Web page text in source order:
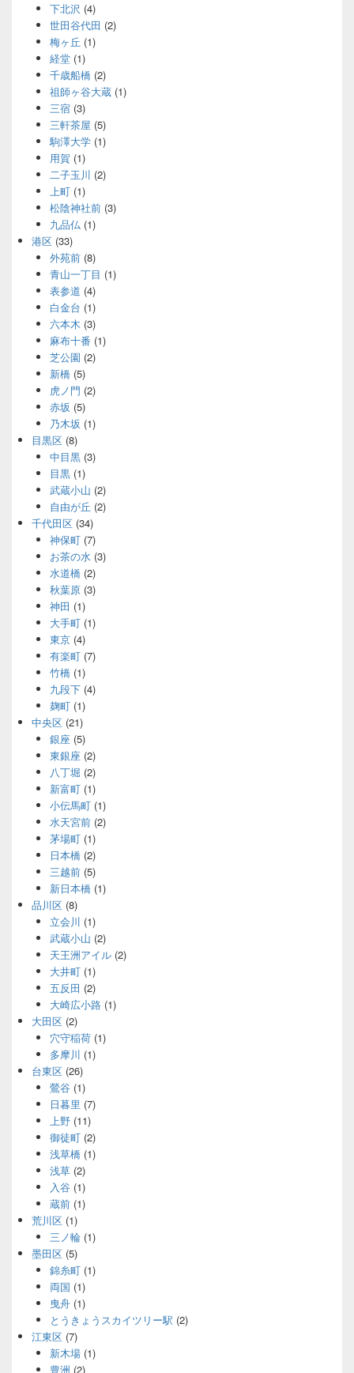
下北沢 (4)
世田谷代田 (2)
梅ヶ丘 (1)
経堂(1)
千歳船橋(2)
祖師ヶ谷大蔵(1)
三宿(3)
三軒茶屋 (5)
駒澤大学(1)
用賀 (1)
二子玉川 (2)
上町(1)
松陰神社前(3)
九品仏(1)
港区 (33)
外苑前(8)
青山一丁目 (1)
表参道 (4)
白金台 (1)
六本木 (3)
麻布十番 (1)
芝公園 (2)
新橋(5)
虎ノ門 (2)
赤坂 (5)
乃木坂 (1)
目黒区 (8)
中目黒(3)
目黒(1)
武蔵小山 (2)
自由が丘 (2)
千代田区 (34)
神保町(7)
お茶の水(3)
水道橋(2)
秋葉原(3)
神田 (1)
大手町(1)
東京(4)
有楽町(7)
竹橋(1)
九段下(4)
麹町(1)
中央区 (21)
銀座(5)
東銀座(2)
八丁堀 (2)
新富町(1)
小伝馬町(1)
水天宮前(2)
茅場町(1)
日本橋(2)
三越前(5)
新日本橋(1)
品川区 (8)
立会川 (1)
武蔵小山 (2)
天王洲アイル(2)
大井町(1)
五反田 (2)
大崎広小路(1)
大田区 (2)
穴守稲荷(1)
多摩川 (1)
台東区 (26)
鶯谷(1)
日暮里 (7)
上野(11)
御徒町(2)
浅草橋(1)
浅草(2)
入谷(1)
蔵前(1)
荒川区 (1)
三ノ輪(1)
墨田区 (5)
錦糸町(1)
両国 (1)
曳舟(1)
とうきょうスカイツリー駅 (2)
江東区 (7)
新木場(1)
豊洲 (2)